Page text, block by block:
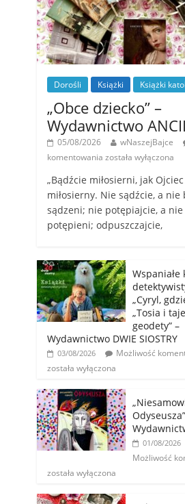
Dorośli Książki Książki
„Obce dziecko” –
Wydawnictwo
05/08/2026 wNaszejBajce
komentowania została wyłączona
„Bądźcie miłosierni, jak
miłosierny. Nie sądźcie, a nie
sądzeni; nie potępiajcie, a
potępieni; odpuszczajcie,
Wspaniałe
„Cyryl,
„Tosia i
geodety” –
Wydawnictwo DWIE SIOSTRY
03/08/2026
Możliwość
została wyłączona
01/08/2026
Możliwość
została wyłączona